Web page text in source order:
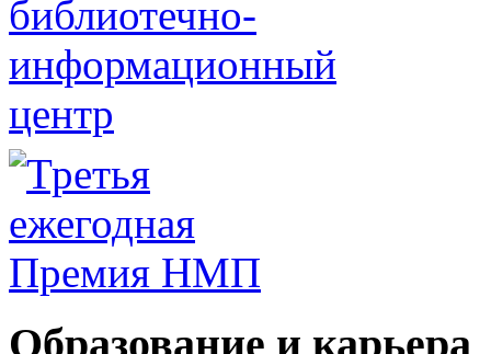
Образование и карьера